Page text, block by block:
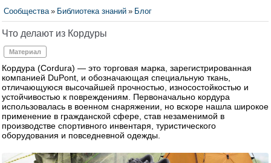
Сообщества » Библиотека знаний » Блог
Что делают из Кордуры
Материал
Кордура (Cordura) — это торговая марка, зарегистрированная
компанией DuPont, и обозначающая специальную ткань,
отличающуюся высочайшей прочностью, износостойкостью и
устойчивостью к повреждениям. Первоначально кордура
использовалась в военном снаряжении, но вскоре нашла широкое
применение в гражданской сфере, став незаменимой в
производстве спортивного инвентаря, туристического
оборудования и повседневной одежды.